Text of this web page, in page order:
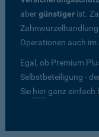
abergünstiger ist.
Operationen auch
Egal, ob Premium
Selbstbeteiligung -
Sie hierganz einfach